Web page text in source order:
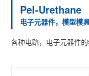
Pel-Urethane
电子元器件，模型模
各种电路，电子元器件